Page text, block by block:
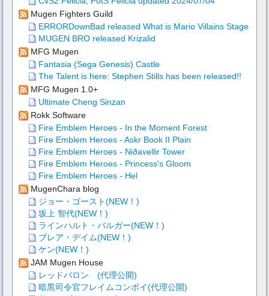
Mugen Fighters Guild
ERRORDownBad released What is Mario Villains Stage
MUGEN BRO released Krizalid
MFG Mugen
Fantasia (Sega Genesis) Castle
The Talent is here: Stephen Stills has been released!!
MFG Mugen 1.0+
Ultimate Cheng Sinzan
Rokk Software
Fire Emblem Heroes - In the Moment Forest
Fire Emblem Heroes - Askr Book II Plain
Fire Emblem Heroes - Niðavellir Tower
Fire Emblem Heroes - Princess's Gloom
Fire Emblem Heroes - Hel
MugenChara blog
ジョー・ゴースト(NEW！)
坂上 智代(NEW！)
ラインハルト・バルガー(NEW！)
ブレア・デイム(NEW！)
ケン(NEW！)
JAM Mugen House
レッドバロン (代理公開)
暗黒司令官フレイムコンボイ(代理公開)